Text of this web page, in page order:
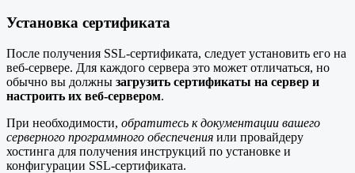
Установка сертификата
После получения SSL-сертификата, следует установить его на
веб-сервере. Для каждого сервера это может отличаться, но
обычно вы должны загрузить сертификаты на сервер и
настроить их веб-сервером.
При необходимости, обратитесь к документации вашего
серверного программного обеспечения или провайдеру
хостинга для получения инструкций по установке и
конфигурации SSL-сертификата.